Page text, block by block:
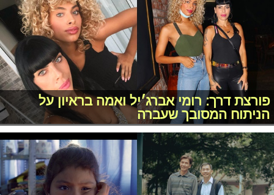
פורצת דרך: רומי אברג׳יל ואמה בראיון על
הניתוח המסובך שעברה